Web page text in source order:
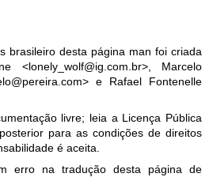
brasileiro desta página man foi criada
<lonely_wolf@ig.com.br>, Marcelo
e Rafael Fontenelle
livre; leia a Licença Pública
para as condições de direitos
é aceita.
erro na tradução desta página de